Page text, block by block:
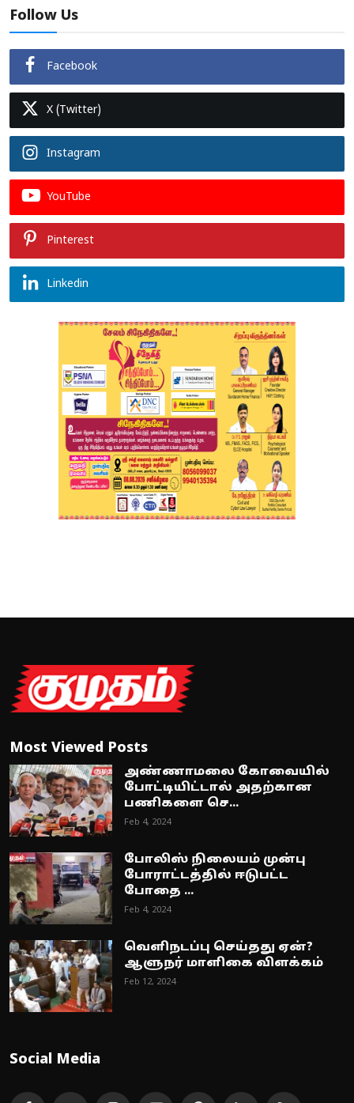
Follow Us
Facebook
X (Twitter)
Instagram
YouTube
Pinterest
Linkedin
Most Viewed Posts
அண்ணாமலை கோவையில்
போட்டியிட்டால் அதற்கான
பணிகளை செ...
Feb 4, 2024
போலிஸ் நிலையம் முன்பு
போராட்டத்தில் ஈடுபட்ட
போதை ...
Feb 4, 2024
வெளிநடப்பு செய்தது ஏன்?
ஆளுநர் மாளிகை விளக்கம்
Feb 12, 2024
Social Media